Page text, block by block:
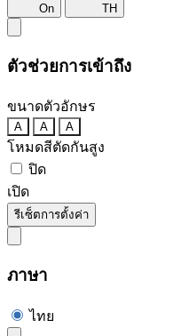
On TH
ตัวช่วยการเข้าถึง
ขนาดตัวอักษร
A A A
โหมดสีตัดกันสูง
ปิด
เปิด
รีเซ็ตการตั้งค่า
ภาษา
ไทย